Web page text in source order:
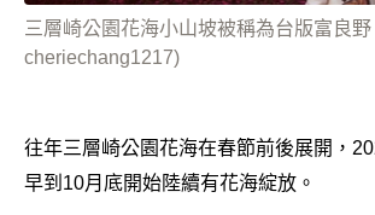
三層崎公園花海小山坡被稱為台版富良
cheriechang1217)
往年三層崎公園花海在春節前後展開，
早到10月底開始陸續有花海綻放。